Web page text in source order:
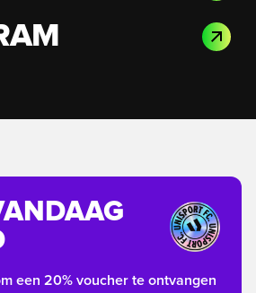
een 20% voucher te ontvangen